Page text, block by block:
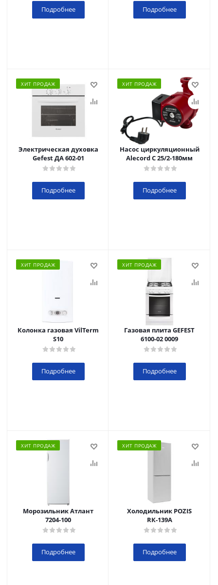
Подробнее Подробнее
ХИТ ПРОДАЖ
Электрическая духовка
Gefest ДА 602-01
Подробнее
ХИТ ПРОДАЖ
Насос циркуляционный
Alecord C 25/2-180мм
Подробнее
ХИТ ПРОДАЖ
Колонка газовая VilTerm
S10
Подробнее
ХИТ ПРОДАЖ
Газовая плита GEFEST
6100-02 0009
Подробнее
ХИТ ПРОДАЖ
Морозильник Атлант
7204-100
Подробнее
ХИТ ПРОДАЖ
Холодильник POZIS
RК-139А
Подробнее